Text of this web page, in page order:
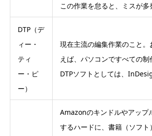
この作業を怠ると、ミスが多
DTP（デ
ィー・
ティ
ー・ピ
ー）
現在主流の編集作業のこと
えば、パソコンですべての制
DTPソフトとしては、
Amazonのキンドルやアップ
するハードに、書籍（ソフト